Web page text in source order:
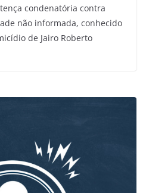
condenatória contra
não informada, conhecido
de Jairo Roberto